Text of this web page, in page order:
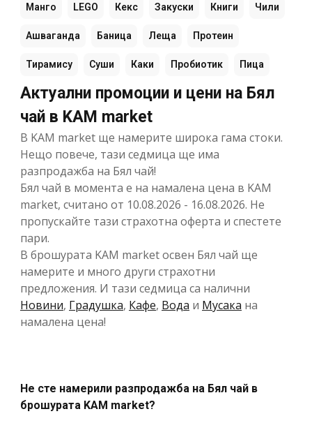
Манго LEGO Кекс Закуски Книги Чили
Ашваганда Баница Леща Протеин
Тирамису Суши Каки Пробиотик Пица
Актуални промоции и цени на Бял
чай в KAM market
В KAM market ще намерите широка гама стоки.
Нещо повече, тази седмица ще има
разпродажба на Бял чай!
Бял чай в момента е на намалена цена в KAM
market, считано от 10.08.2026 - 16.08.2026. Не
пропускайте тази страхотна оферта и спестете
пари.
В брошурата KAM market освен Бял чай ще
намерите и много други страхотни
предложения. И тази седмица са налични
Новини, Градушка, Кафе, Вода и Мусака на
намалена цена!
Не сте намерили разпродажба на Бял чай в
брошурата KAM market?